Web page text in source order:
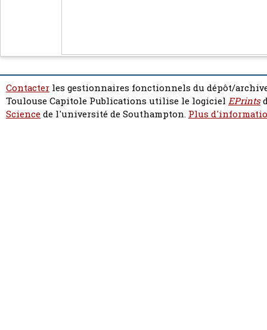
Contacter les gestionnaires fonctionnels du dépôt/
Toulouse Capitole Publications utilise le logiciel EPrints
Sciencede l'université de Southampton. Plus